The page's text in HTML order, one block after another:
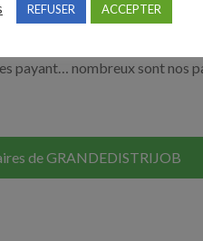
solutions entreprises
nombreux sont nos
de GRANDEDISTRIJOB
REFUSER ACCEPTER